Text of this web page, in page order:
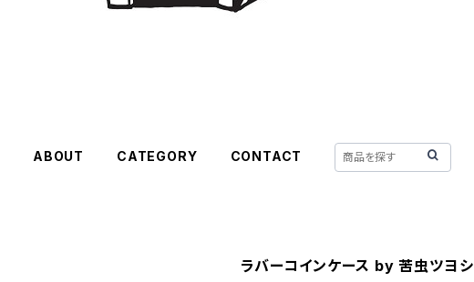
ABOUT CATEGORY CONTACT
ラバーコインケース by 苦虫ツヨシ